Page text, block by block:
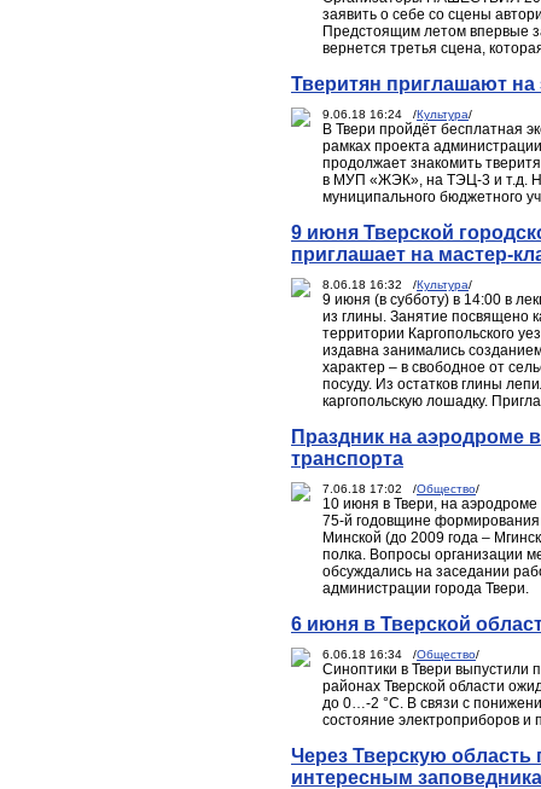
заявить о себе со сцены
Предстоящим летом впервые
вернется третья сцена,
Тверитян приглашают
9.06.18 16:24 /Культура/
В Твери пройдёт бесплатная
рамках проекта
продолжает знакомить
в МУП «ЖЭК», на ТЭЦ-3 и т.д.
муниципального бюджетного
9 июня Тверской
приглашает на мастер-
8.06.18 16:32 /Культура/
9 июня (в субботу) в 14:00 в
из глины. Занятие посвящено
территории Каргопольского
издавна занимались
характер – в свободное от
посуду. Из остатков глины
каргопольскую лошадку.
Праздник на аэродроме
транспорта
7.06.18 17:02 /Общество/
10 июня в Твери, на
75-й годовщине формирования
Минской (до 2009 года –
полка. Вопросы организации
обсуждались на заседании
администрации города Твери.
6 июня в Тверской
6.06.18 16:34 /Общество/
Синоптики в Твери выпустили
районах Тверской области
до 0…-2 °С. В связи с
состояние электроприборов и
Через Тверскую
интересным